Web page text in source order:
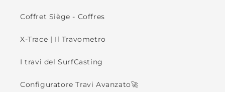
Coffret Siège - Coffres
X-Trace | Il Travometro
I travi del SurfCasting
Configuratore Travi Avanzato🚀